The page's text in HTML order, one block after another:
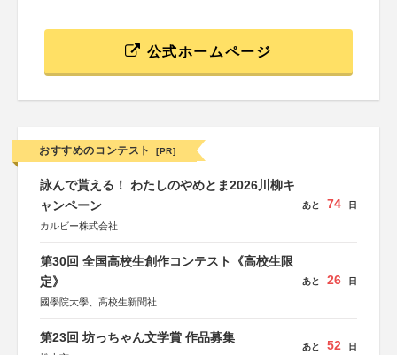
公式ホームページ
おすすめのコンテスト [PR]
詠んで貰える！ わたしのやめとま2026川柳キ
ャンペーン
カルビー株式会社
あと 74 日
第30回 全国高校生創作コンテスト《高校生限
定》
國學院大學、高校生新聞社
あと 26 日
第23回 坊っちゃん文学賞 作品募集
あと 52 日